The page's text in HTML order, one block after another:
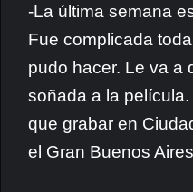
-La última semana
Fue complicada
pudo hacer. Le va a
soñada a la
que grabar en
el Gran Buenos